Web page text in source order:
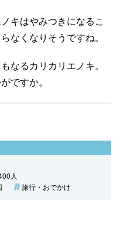
キはやみつきになるこ
なくなりそうですね。
なるカリカリエノキ。
ですか。
人
旅行・おでかけ